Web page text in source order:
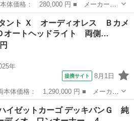
ムーヴ ■ グレード名： カスタム
キー純正アルミ エアコン パワス
ント Ｘ オーディオレス Ｂカメ
オートヘッドライト 両側…
年
提携サイト 8月1日
ント ■ グレード名： Ｘ オーデ
トヘッドライト 両側電動スライド
イゼットカーゴ デッキバンＧ 純